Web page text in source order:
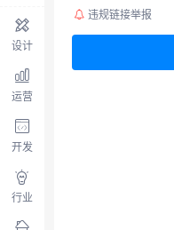
设计
运营
开发
行业
违规链接举报